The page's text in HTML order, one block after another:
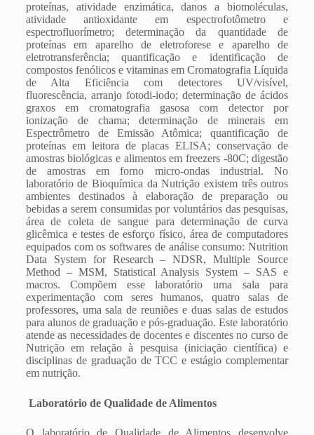
proteínas, atividade enzimática, danos a biomoléculas,
atividade antioxidante em espectrofotômetro e
espectrofluorímetro; determinação da quantidade de
proteínas em aparelho de eletroforese e aparelho de
eletrotransferência; quantificação e identificação de
compostos fenólicos e vitaminas em Cromatografia Líquida
de Alta Eficiência com detectores UV/visível,
fluorescência, arranjo fotodi-iodo; determinação de ácidos
graxos em cromatografia gasosa com detector por
ionização de chama; determinação de minerais em
Espectrômetro de Emissão Atômica; quantificação de
proteínas em leitora de placas ELISA; conservação de
amostras biológicas e alimentos em freezers -80C; digestão
de amostras em forno micro-ondas industrial. No
laboratório de Bioquímica da Nutrição existem três outros
ambientes destinados à elaboração de preparação ou
bebidas a serem consumidas por voluntários das pesquisas,
área de coleta de sangue para determinação de curva
glicêmica e testes de esforço físico, área de computadores
equipados com os softwares de análise consumo: Nutrition
Data System for Research – NDSR, Multiple Source
Method – MSM, Statistical Analysis System – SAS e
macros. Compõem esse laboratório uma sala para
experimentação com seres humanos, quatro salas de
professores, uma sala de reuniões e duas salas de estudos
para alunos de graduação e pós-graduação. Este laboratório
atende as necessidades de docentes e discentes no curso de
Nutrição em relação à pesquisa (iniciação científica) e
disciplinas de graduação de TCC e estágio complementar
em nutrição.
Laboratório de Qualidade de Alimentos
O laboratório de Qualidade de Alimentos desenvolve